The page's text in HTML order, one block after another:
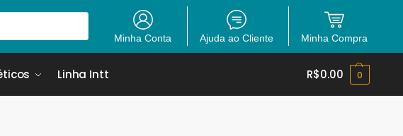
Minha Conta Ajuda ao Cliente Minha Compra
Linha Intt R$0.00 0